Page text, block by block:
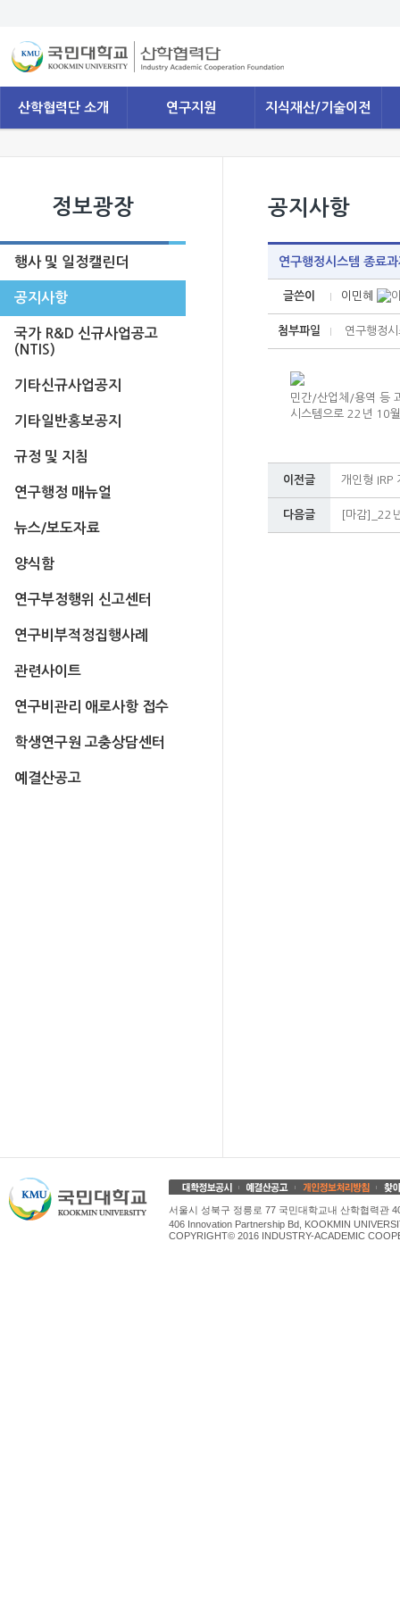
산학협력단 소개 연구지원 지식재산/기술이전
정보광장
행사 및 일정캘린더
공지사항
국가 R&D 신규사업공고
(NTIS)
기타신규사업공지
기타일반홍보공지
규정 및 지침
연구행정 매뉴얼
뉴스/보도자료
양식함
연구부정행위 신고센터
연구비부적정집행사례
관련사이트
연구비관리 애로사항 접수
학생연구원 고충상담센터
예결산공고
공지사항
연구행정시스템 종료
글쓴이 이민혜
첨부파일 연구행정
민간/산업체/용역 등
시스템으로 22년 10
이전글 개인형 IRP
다음글 [마감]_22
서울시 성북구 정릉로 77 국민대학교내 산학협력관
406 Innovation Partnership Bd, KOOKMIN
COPYRIGHT© 2016 INDUSTRY-ACADEMIC